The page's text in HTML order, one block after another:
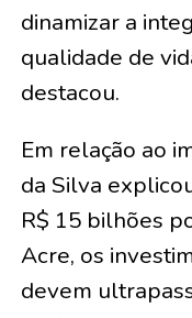
dinamizar a
qualidade de
destacou.
Em relação ao
da Silva
R$ 15 bilhões
Acre, os
devem